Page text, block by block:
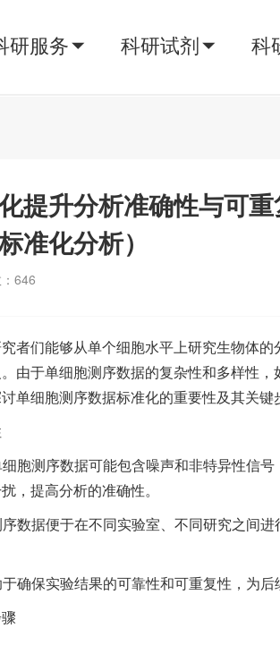
研服务 科研试剂 科
提升分析准确性与可
准化分析）
646
者们能够从单个细胞水平上研究生物体
由于单细胞测序数据的复杂性和多样性
单细胞测序数据标准化的重要性及其关键
胞测序数据可能包含噪声和非特异性信
，提高分析的准确性。
数据便于在不同实验室、不同研究之间
确保实验结果的可靠性和可重复性，为后